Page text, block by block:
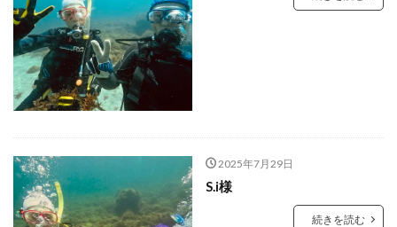
2025年7月29日
S.i様
続きを読む